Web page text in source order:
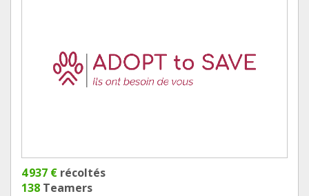
4 937 € récoltés
138 Teamers